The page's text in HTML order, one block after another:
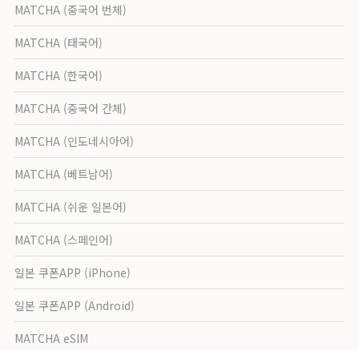
MATCHA (중국어 번체)
MATCHA (태국어)
MATCHA (한국어)
MATCHA (중국어 간체)
MATCHA (인도네시아어)
MATCHA (베트남어)
MATCHA (쉬운 일본어)
MATCHA (스페인어)
일본 쿠폰APP (iPhone)
일본 쿠폰APP (Android)
MATCHA eSIM